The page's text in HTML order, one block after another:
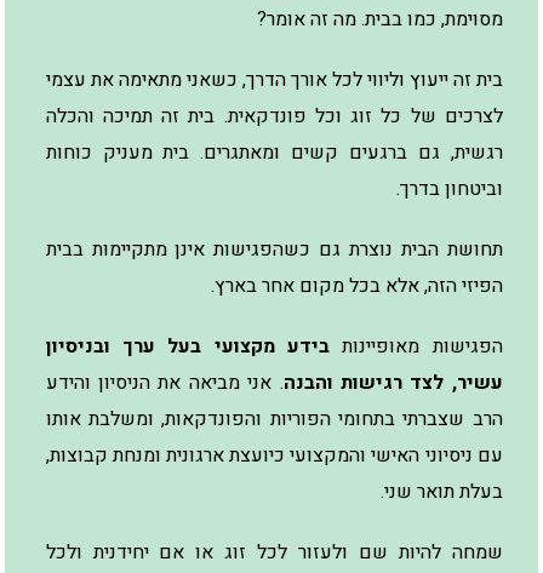
מסוימת, כמו בבית. מה זה אומר?
בית זה ייעוץ וליווי לכל אורך הדרך, כשאני מתאימה את עצמי
לצרכים של כל זוג וכל פונדקאית. בית זה תמיכה והכלה
רגשית, גם ברגעים קשים ומאתגרים. בית מעניק כוחות
וביטחון בדרך.
תחושת הבית נוצרת גם כשהפגישות אינן מתקיימות בבית
הפיזי הזה, אלא בכל מקום אחר בארץ.
הפגישות מאופיינות בידע מקצועי בעל ערך ובניסיון
עשיר, לצד רגישות והבנה. אני מביאה את הניסיון והידע
הרב שצברתי בתחומי הפוריות והפונדקאות, ומשלבת אותו
עם ניסיוני האישי והמקצועי כיועצת ארגונית ומנחת קבוצות,
בעלת תואר שני.
שמחה להיות שם ולעזור לכל זוג או אם יחידנית ולכל